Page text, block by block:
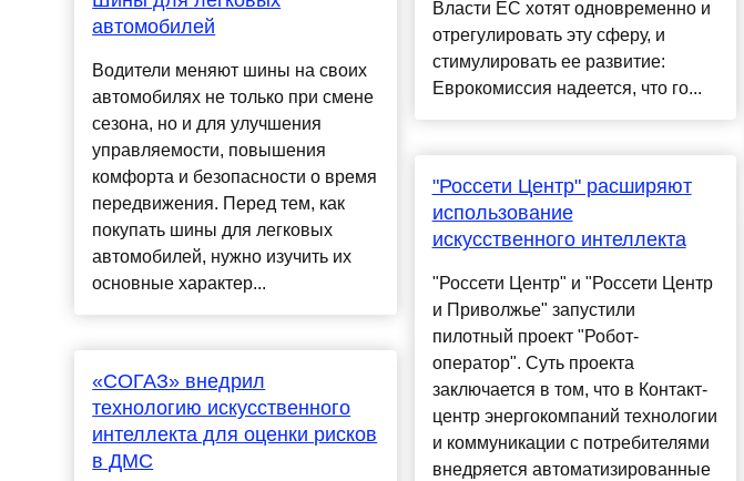
автомобилей
Водители меняют шины на своих
автомобилях не только при смене
сезона, но и для улучшения
управляемости, повышения
комфорта и безопасности о время
передвижения. Перед тем, как
покупать шины для легковых
автомобилей, нужно изучить их
основные характер...
«СОГАЗ»​ внедрил
технологию искусственного
интеллекта для оценки рисков
в ДМС
Власти ЕС хотят одновременно и
отрегулировать эту сферу, и
стимулировать ее развитие:
Еврокомиссия надеется, что го...
"Россети Центр" расширяют
использование
искусственного интеллекта
"Россети Центр" и "Россети Центр
и Приволжье" запустили
пилотный проект "Робот-
оператор". Суть проекта
заключается в том, что в Контакт-
центр энергокомпаний технологии
и коммуникации с потребителями
внедряется автоматизированные